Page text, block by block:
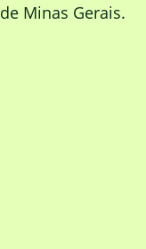
Minas Gerais.